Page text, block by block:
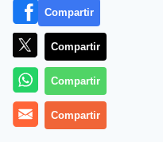
Más información
Compartir
Compartir
Compartir
Compartir